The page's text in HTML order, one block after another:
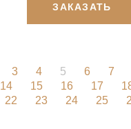
ЗАКАЗАТЬ
3 4 5 6 7
14 15 16 17
22
23 24 25